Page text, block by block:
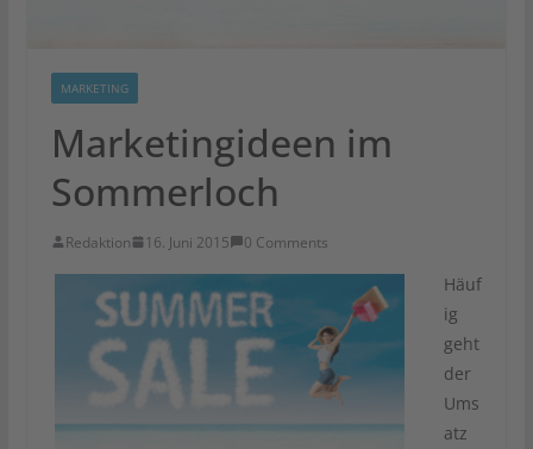
MARKETING
Marketingideen im
Sommerloch
Redaktion 16. Juni 2015 0 Comments
Häuf
ig
geht
der
Ums
atz